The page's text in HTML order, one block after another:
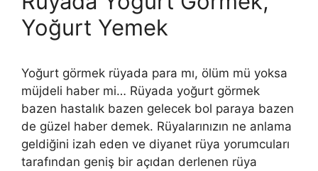
Yoğurt Yemek
Yoğurt görmek rüyada para mı, ölüm mü yoksa
müjdeli haber mi… Rüyada yoğurt görmek
bazen hastalık bazen gelecek bol paraya bazen
de güzel haber demek. Rüyalarınızın ne anlama
geldiğini izah eden ve diyanet rüya yorumcuları
tarafından geniş bir açıdan derlenen rüya